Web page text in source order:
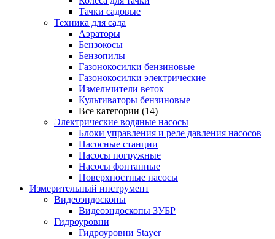
Тачки садовые
Техника для сада
Аэраторы
Бензокосы
Бензопилы
Газонокосилки бензиновые
Газонокосилки электрические
Измельчители веток
Культиваторы бензиновые
Все категории (14)
Электрические водяные насосы
Блоки управления и реле давления насосов
Насосные станции
Насосы погружные
Насосы фонтанные
Поверхностные насосы
Измерительный инструмент
Видеоэндоскопы
Видеоэндоскопы ЗУБР
Гидроуровни
Гидроуровни Stayer